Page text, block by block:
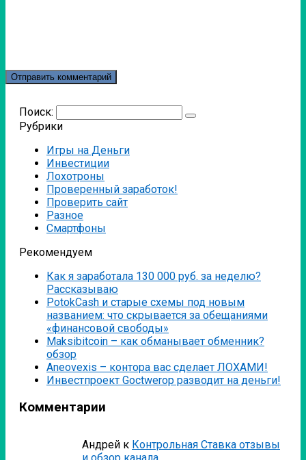
Поиск:
Рубрики
Игры на Деньги
Инвестиции
Лохотроны
Проверенный заработок!
Проверить сайт
Разное
Смартфоны
Рекомендуем
Как я заработала 130 000 руб. за неделю?
Рассказываю
PotokCash и старые схемы под новым
названием: что скрывается за обещаниями
«финансовой свободы»
Мaksibitcoin – как обманывает обменник?
обзор
Аneovexis – контора вас сделает ЛОХАМИ!
Инвестпроект Goctwerop разводит на деньги!
Комментарии
Андрей к Контрольная Ставка отзывы